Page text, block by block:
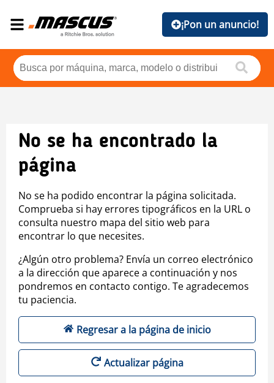
¡Pon un anuncio!
No se ha encontrado la
página
No se ha podido encontrar la página solicitada.
Comprueba si hay errores tipográficos en la URL o
consulta nuestro mapa del sitio web para
encontrar lo que necesites.
¿Algún otro problema? Envía un correo electrónico
a la dirección que aparece a continuación y nos
pondremos en contacto contigo. Te agradecemos
tu paciencia.
Regresar a la página de inicio
Actualizar página